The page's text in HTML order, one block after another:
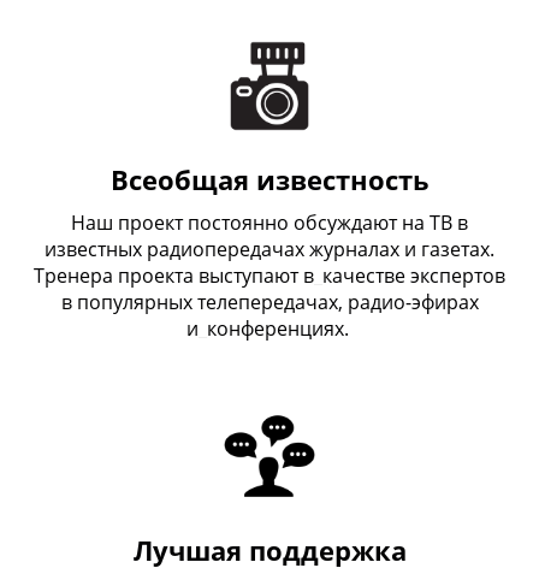
Всеобщая известность
Наш проект постоянно обсуждают на ТВ в
известных радиопередачах журналах и газетах.
Тренера проекта выступают в качестве экспертов
в популярных телепередачах, радио-эфирах
и конференциях.
Лучшая поддержка